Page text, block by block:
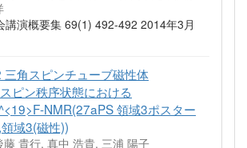
講演概要集 69(1) 492-492 2014年3月
角スピンチューブ磁性体
ピン秩序状態における
NMR(27aPS 領域3ポスター
域3(磁性))
貴行, 真中 浩貴, 三浦 陽子